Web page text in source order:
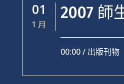
01
1 月
2007 師
00:00 / 出版刊物